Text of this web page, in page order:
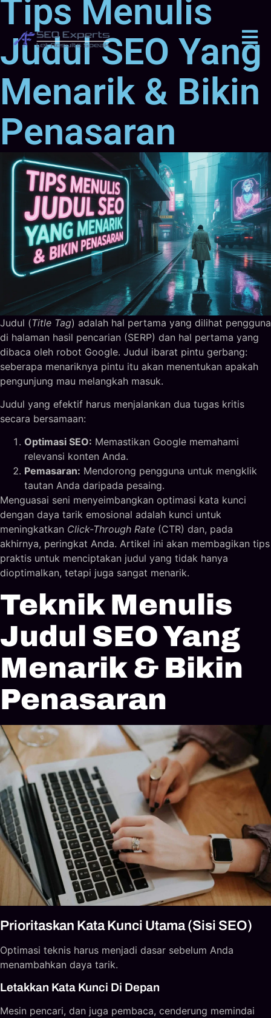
Tips Menulis
Judul SEO Yang
Menarik & Bikin
Penasaran
Judul (Title Tag) adalah hal pertama yang dilihat pengguna
di halaman hasil pencarian (SERP) dan hal pertama yang
dibaca oleh robot Google. Judul ibarat pintu gerbang:
seberapa menariknya pintu itu akan menentukan apakah
pengunjung mau melangkah masuk.
Judul yang efektif harus menjalankan dua tugas kritis
secara bersamaan:
Optimasi SEO: Memastikan Google memahami
relevansi konten Anda.
Pemasaran: Mendorong pengguna untuk mengklik
tautan Anda daripada pesaing.
Menguasai seni menyeimbangkan optimasi kata kunci
dengan daya tarik emosional adalah kunci untuk
meningkatkan Click-Through Rate (CTR) dan, pada
akhirnya, peringkat Anda. Artikel ini akan membagikan tips
praktis untuk menciptakan judul yang tidak hanya
dioptimalkan, tetapi juga sangat menarik.
Teknik Menulis
Judul SEO Yang
Menarik & Bikin
Penasaran
Prioritaskan Kata Kunci Utama (Sisi SEO)
Optimasi teknis harus menjadi dasar sebelum Anda
menambahkan daya tarik.
Letakkan Kata Kunci Di Depan
Mesin pencari, dan juga pembaca, cenderung memindai